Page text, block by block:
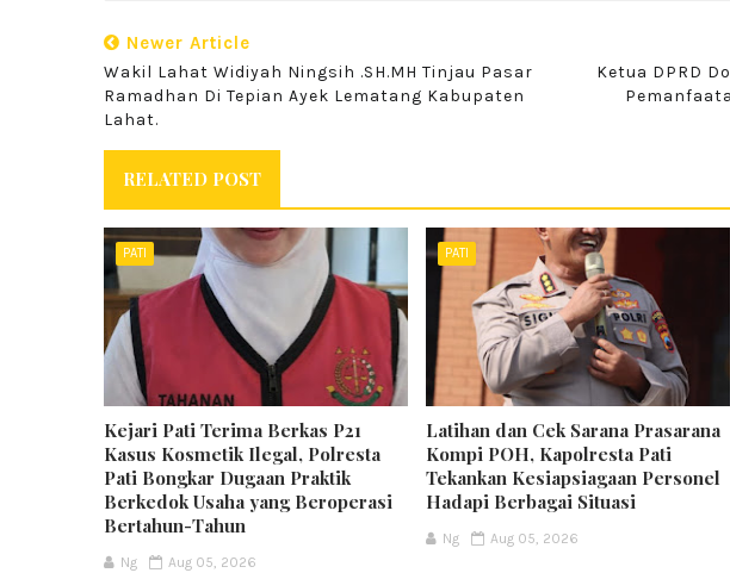
Newer Article
Wakil Lahat Widiyah Ningsih .SH.MH Tinjau Pasar
Ramadhan Di Tepian Ayek Lematang Kabupaten
Lahat.
Ketua DPRD
RELATED POST
PATI
Kejari Pati Terima Berkas P21
Kasus Kosmetik Ilegal, Polresta
Pati Bongkar Dugaan Praktik
Berkedok Usaha yang Beroperasi
Bertahun-Tahun
Ng Aug 05, 2026
PATI
Latihan dan Cek Sarana Prasarana
Kompi POH, Kapolresta Pati
Tekankan Kesiapsiagaan Personel
Hadapi Berbagai Situasi
Ng Aug 05, 2026